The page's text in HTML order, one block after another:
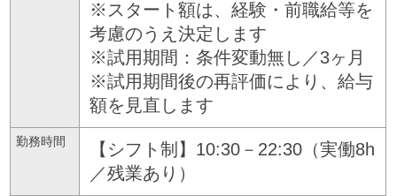
※スタート額は、経験・前職給等を
考慮のうえ決定します
※試用期間：条件変動無し／3ヶ月
※試用期間後の再評価により、給与
額を見直します
勤務時間
【シフト制】10:30－22:30（実働8h
／残業あり）